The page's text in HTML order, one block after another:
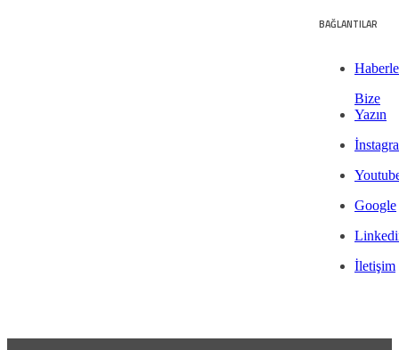
BAĞLANTILAR
Bize
Yazın
Google
İletişim